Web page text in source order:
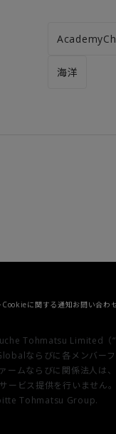
海洋
Cookieに関する通知お問い合わ
Tohmatsu Limited（
ならびに各メンバー
ムならびに関係法人は
ビス提供を行いません
Tohmatsu Group.